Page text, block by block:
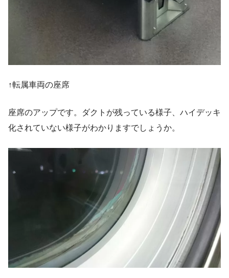
↑転属車両の座席
座席のアップです。ダクトが残っている様子、ハイデッキ
化されていない様子がわかりますでしょうか。